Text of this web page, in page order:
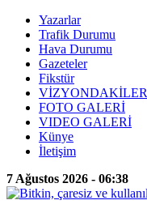
Yazarlar
Trafik Durumu
Hava Durumu
Gazeteler
Fikstür
VİZYONDAKİLER
FOTO GALERİ
VIDEO GALERİ
Künye
İletişim
7 Ağustos 2026 - 06:38